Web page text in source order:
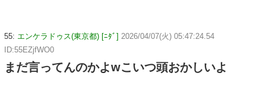
55: エンケラドゥス(東京都) [ﾆﾀﾞ] 2026/04/07(火) 05:47:24.54
ID:55EZjfWO0
まだ言ってんのかよwこいつ頭おかしいよ